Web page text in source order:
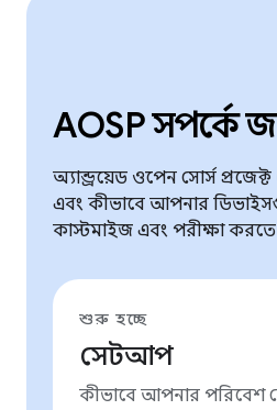
AOSP সম্পর্কে
অ্যান্ড্রয়েড ওপেন সোর্স
এবং কীভাবে আপনার
কাস্টমাইজ এবং পরীক্ষা
শুরু হচ্ছে
সেটআপ
কীভাবে আপনার